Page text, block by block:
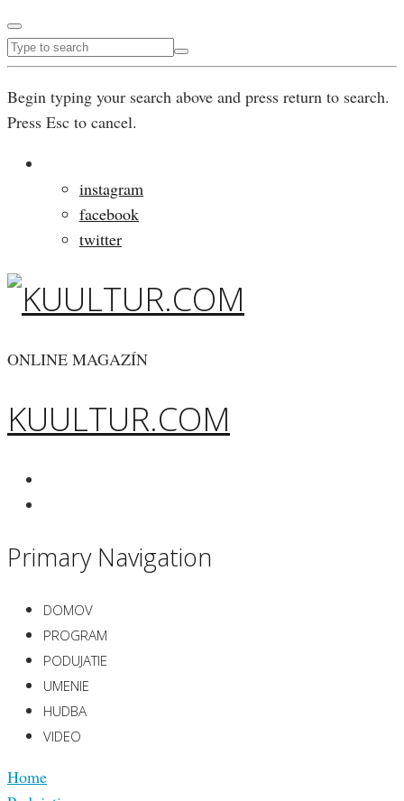
Begin typing your search above and press return to search.
Press Esc to cancel.
instagram
facebook
twitter
ONLINE MAGAZÍN
KUULTUR.COM
Primary Navigation
DOMOV
PROGRAM
PODUJATIE
UMENIE
HUDBA
VIDEO
Home